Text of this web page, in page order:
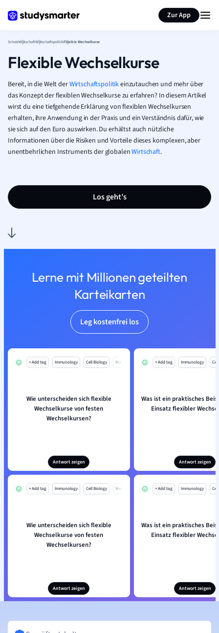
Zur App
SchuleWirtschaftWirtschaftspolitikFlexible Wechselkurse
Flexible Wechselkurse
Bereit, in die Welt derWirtschaftspolitikeinzutauchen und mehr über
das Konzept der flexiblen Wechselkurse zu erfahren? In diesem Artikel
wirst du eine tiefgehende Erklärung von flexiblen Wechselkursen
erhalten, ihre Anwendung in der Praxis und ein Verständnis dafür, wie
sie sich auf den Euro auswirken. Du erhältst auch nützliche
Informationen über die Risiken und Vorteile dieses komplexen, aber
unentbehrlichen Instruments der globalenWirtschaft.
Los geht’s
Lerne mit Millionen geteilten
Karteikarten
Leg kostenfrei los
+ Add tag Immunology Cell Biology Mo
Wie unterscheiden sich flexible
Wechselkurse von festen
Wechselkursen?
Antwort zeigen
+ Add tag Immunology
Was ist ein praktisches
Einsatz flexibler
Antwort zeigen
+ Add tag Immunology Cell Biology Mo
Wie unterscheiden sich flexible
Wechselkurse von festen
Wechselkursen?
Antwort zeigen
+ Add tag Immunology
Was ist ein praktisches
Einsatz flexibler
Antwort zeigen
Seite zusammenfassen